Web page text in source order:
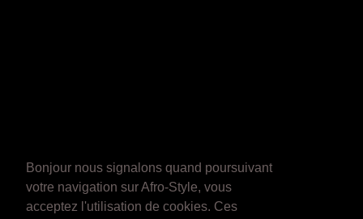
Bonjour nous signalons quand poursuivant
votre navigation sur Afro-Style, vous
acceptez l'utilisation de cookies. Ces